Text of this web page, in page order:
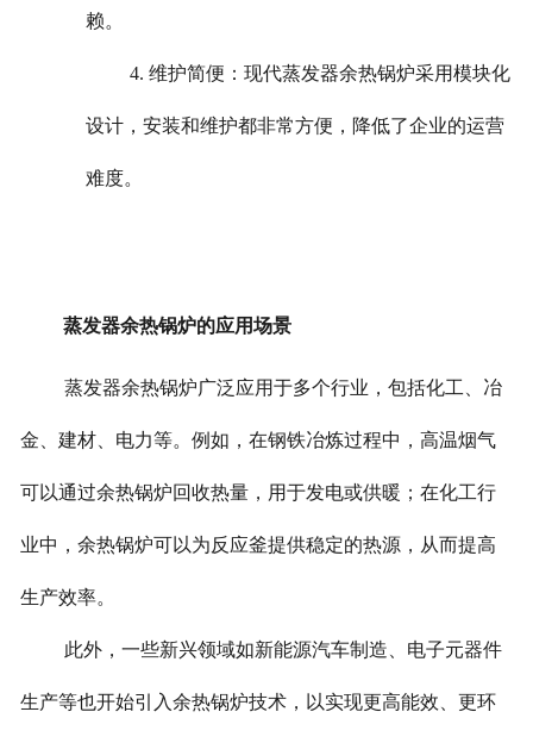
赖。
4. 维护简便：现代蒸发器余热锅炉采用模块化
设计，安装和维护都非常方便，降低了企业的运营
难度。
蒸发器余热锅炉的应用场景
蒸发器余热锅炉广泛应用于多个行业，包括化工、冶
金、建材、电力等。例如，在钢铁冶炼过程中，高温烟气
可以通过余热锅炉回收热量，用于发电或供暖；在化工行
业中，余热锅炉可以为反应釜提供稳定的热源，从而提高
生产效率。
此外，一些新兴领域如新能源汽车制造、电子元器件
生产等也开始引入余热锅炉技术，以实现更高能效、更环